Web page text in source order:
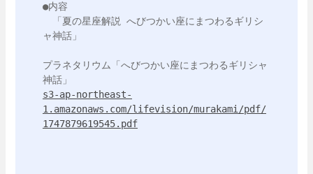
●内容
「夏の星座解説 へびつかい座にまつわるギリシ
ャ神話」
プラネタリウム「へびつかい座にまつわるギリシャ
s3-ap-northeast-
1.amazonaws.com/lifevision/murakami/pdf/
1747879619545.pdf